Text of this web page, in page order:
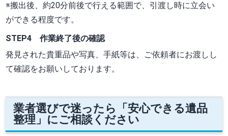
※搬出後、約20分前後で行える範囲で、引渡し時に立会い
ができる程度です。
STEP4 作業終了後の確認
発見された貴重品や写真、手紙等は、ご依頼者にお渡しし
て確認をお願いしております。
業者選びで迷ったら「安心できる遺品
整理」にご相談ください